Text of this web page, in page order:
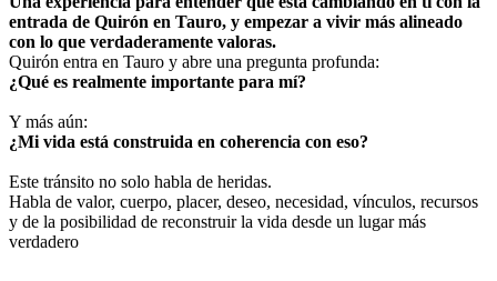
entrada de Quirón en Tauro, y empezar a vivir más alineado
con lo que verdaderamente valoras.
Quirón entra en Tauro y abre una pregunta profunda:
¿Qué es realmente importante para mí?
Y más aún:
¿Mi vida está construida en coherencia con eso?
Este tránsito no solo habla de heridas.
Habla de valor, cuerpo, placer, deseo, necesidad, vínculos, recursos
y de la posibilidad de reconstruir la vida desde un lugar más
verdadero